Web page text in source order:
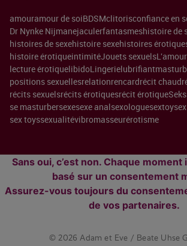
amouramour de soiBDSMclitorisconfiance en
Dr Nynke Nijmanejaculerfantasmeshistoire de
histoires de sexehistoire sexehistoires
histoire érotiqueintimitéJouets sexuels
lecture érotiquelibidoLingerielubrifiant
positions sexuellesrelationrencardrécit chaud
récits sexuelsrécits érotiquesrécit érotique
se masturbersexesexe analsexologuesextoy
sex toyssexualitévibromasseurérotisme
Sans oui, c’est non. Chaque
basé sur un consentement
Assurez-vous toujours du
de vos partenaires.
© 2026 Adam et Eve / Beate Uhse